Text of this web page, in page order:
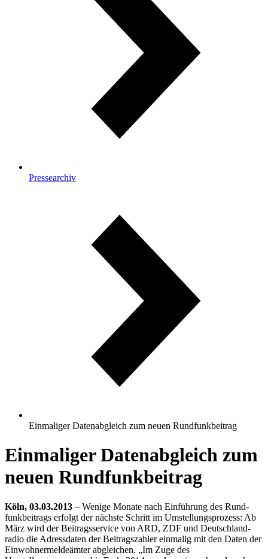
Pressearchiv
Einmaliger Datenabgleich zum neuen Rundfunkbeitrag
Einmaliger Datenabgleich zum
neuen Rundfunkbeitrag
Köln, 03.03.2013 – Wenige Monate nach Ein­führung des Rund­
funk­beitrags erfolgt der nächste Schritt im Um­stel­lungs­pro­zess: Ab
März wird der Beitrags­service von ARD, ZDF und Deutsch­land­
radio die Adress­daten der Beitrags­zahler ein­malig mit den Daten der
Einwohnermeldeämter abgleichen. „Im Zuge des